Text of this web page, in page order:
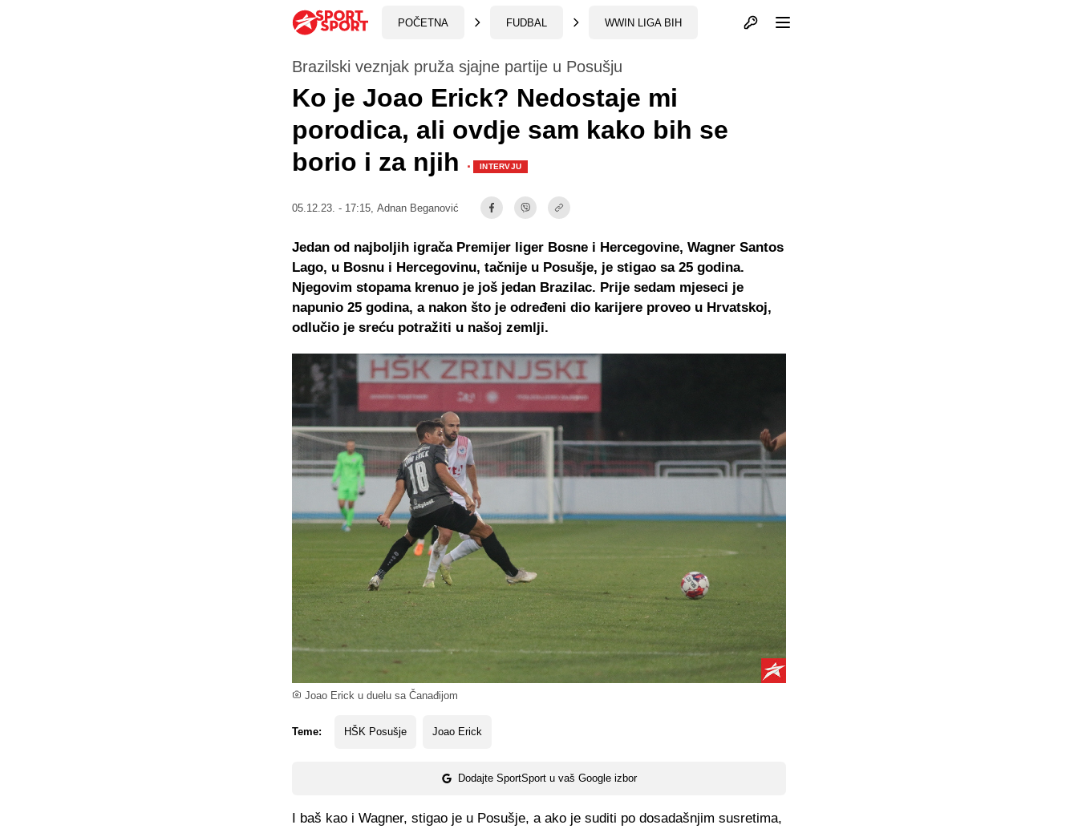
POČETNA FUDBAL WWIN LIGA BIH Otvori profil
Joao Erick u duelu sa Čanađijom
Brazilski veznjak pruža sjajne partije u Posušju
Ko je Joao Erick? Nedostaje mi
porodica, ali ovdje sam kako bih se
borio i za njih · INTERVJU
05.12.23. - 17:15, Adnan Beganović
Teme: HŠK Posušje Joao Erick
Dodajte SportSport u vaš Google izbor
Jedan od najboljih igrača Premijer liger Bosne i Hercegovine, Wagner Santos
Lago, u Bosnu i Hercegovinu, tačnije u Posušje, je stigao sa 25 godina.
Njegovim stopama krenuo je još jedan Brazilac. Prije sedam mjeseci je
napunio 25 godina, a nakon što je određeni dio karijere proveo u Hrvatskoj,
odlučio je sreću potražiti u našoj zemlji.
I baš kao i Wagner, stigao je u Posušje, a ako je suditi po dosadašnjim susretima,